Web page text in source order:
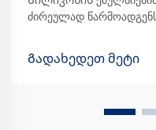
ძირეულად
სხვადასხვა
ყველგან, მათ შორის
Გადახედეთ მეტი